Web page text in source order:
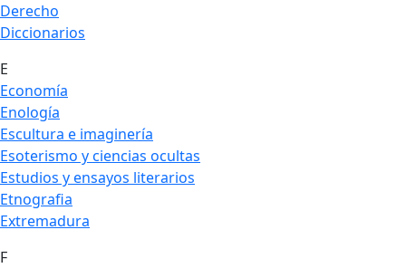
Derecho
Diccionarios
E
Economía
Enología
Escultura e imaginería
Esoterismo y ciencias ocultas
Estudios y ensayos literarios
Etnografia
Extremadura
F